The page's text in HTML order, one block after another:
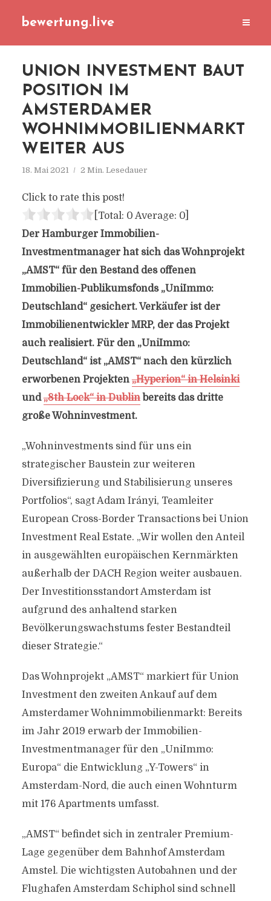
bewertung.live
UNION INVESTMENT BAUT
POSITION IM
AMSTERDAMER
WOHNIMMOBILIENMARKT
WEITER AUS
18. Mai 2021 2 Min. Lesedauer
Click to rate this post!
[Total: 0 Average: 0]
Der Hamburger Immobilien-
Investmentmanager hat sich das Wohnprojekt
„AMST“ für den Bestand des offenen
Immobilien-Publikumsfonds „UniImmo:
Deutschland“ gesichert. Verkäufer ist der
Immobilienentwickler MRP, der das Projekt
auch realisiert. Für den „UniImmo:
Deutschland“ ist „AMST“ nach den kürzlich
erworbenen Projekten„Hyperion“ in Helsinki
und„8th Lock“ in Dublinbereits das dritte
große Wohninvestment.
„Wohninvestments sind für uns ein
strategischer Baustein zur weiteren
Diversifizierung und Stabilisierung unseres
Portfolios“, sagt Adam Irányi, Teamleiter
European Cross-Border Transactions bei Union
Investment Real Estate. „Wir wollen den Anteil
in ausgewählten europäischen Kernmärkten
außerhalb der DACH Region weiter ausbauen.
Der Investitionsstandort Amsterdam ist
aufgrund des anhaltend starken
Bevölkerungswachstums fester Bestandteil
dieser Strategie.“
Das Wohnprojekt „AMST“ markiert für Union
Investment den zweiten Ankauf auf dem
Amsterdamer Wohnimmobilienmarkt: Bereits
im Jahr 2019 erwarb der Immobilien-
Investmentmanager für den „UniImmo:
Europa“ die Entwicklung „Y-Towers“ in
Amsterdam-Nord, die auch einen Wohnturm
mit 176 Apartments umfasst.
„AMST“ befindet sich in zentraler Premium-
Lage gegenüber dem Bahnhof Amsterdam
Amstel. Die wichtigsten Autobahnen und der
Flughafen Amsterdam Schiphol sind schnell